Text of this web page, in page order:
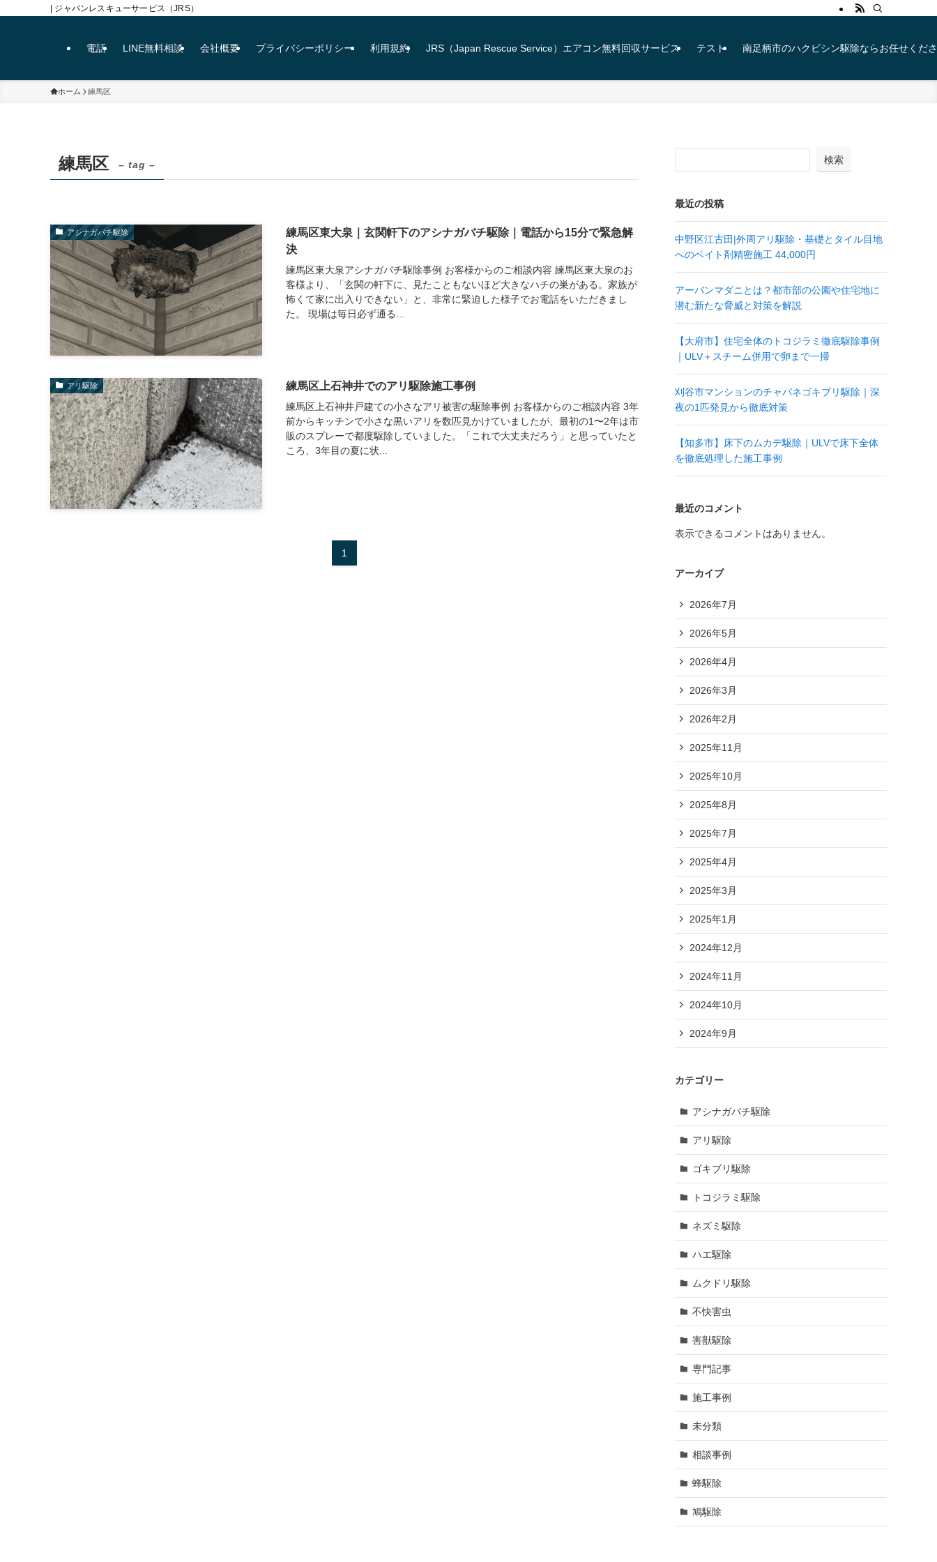
| ジャパンレスキューサービス（JRS）
電話 LINE無料相談 会社概要 プライバシーポリシー 利用規約 JRS（Japan Rescue Service）エアコン無料回収サービス テスト 南足柄市のハクビシン駆除ならお任せくだ
ホーム 練馬区
練馬区 – tag –
アシナガバチ駆除
練馬区東大泉｜玄関軒下のアシナガバチ駆除｜電話から15分で緊急解
決
練馬区東大泉アシナガバチ駆除事例 お客様からのご相談内容 練馬区東大泉のお
客様より、「玄関の軒下に、見たこともないほど大きなハチの巣がある。家族が
怖くて家に出入りできない」と、非常に緊迫した様子でお電話をいただきまし
た。 現場は毎日必ず通る...
アリ駆除 練馬区上石神井でのアリ駆除施工事例
練馬区上石神井戸建ての小さなアリ被害の駆除事例 お客様からのご相談内容 3年
前からキッチンで小さな黒いアリを数匹見かけていましたが、最初の1〜2年は市
販のスプレーで都度駆除していました。「これで大丈夫だろう」と思っていたと
ころ、3年目の夏に状...
1
検索
最近の投稿
中野区江古田|外周アリ駆除・基礎とタイル目地
へのベイト剤精密施工 44,000円
アーバンマダニとは？都市部の公園や住宅地に
潜む新たな脅威と対策を解説
【大府市】住宅全体のトコジラミ徹底駆除事例
｜ULV＋スチーム併用で卵まで一掃
刈谷市マンションのチャバネゴキブリ駆除｜深
夜の1匹発見から徹底対策
【知多市】床下のムカデ駆除｜ULVで床下全体
を徹底処理した施工事例
最近のコメント
表示できるコメントはありません。
アーカイブ
2026年7月
2026年5月
2026年4月
2026年3月
2026年2月
2025年11月
2025年10月
2025年8月
2025年7月
2025年4月
2025年3月
2025年1月
2024年12月
2024年11月
2024年10月
2024年9月
カテゴリー
アシナガバチ駆除
アリ駆除
ゴキブリ駆除
トコジラミ駆除
ネズミ駆除
ハエ駆除
ムクドリ駆除
不快害虫
害獣駆除
専門記事
施工事例
未分類
相談事例
蜂駆除
鳩駆除